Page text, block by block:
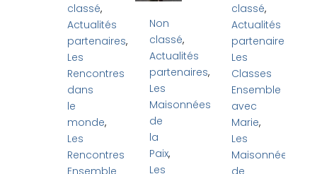
classé,
Actualités
partenaires,
Les
Rencontres
dans
le
monde,
Les
Rencontres
Ensemble
Non
classé,
Actualités
partenaires,
Les
Maisonnées
de
la
Paix,
Les
classé,
Actualités
partenaires
Les
Classes
Ensemble
avec
Marie,
Les
Maisonnées
de